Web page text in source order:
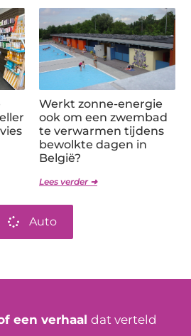
Werkt zonne-energie
ook om een zwembad
te verwarmen tijdens
bewolkte dagen in
België?
Lees verder ➜
Auto
een verhaal dat verteld